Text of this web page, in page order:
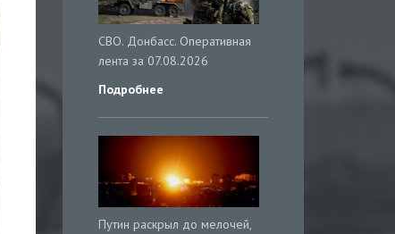
СВО. Донбасс. Оперативная
лента за 07.08.2026
Подробнее
Путин раскрыл до мелочей,